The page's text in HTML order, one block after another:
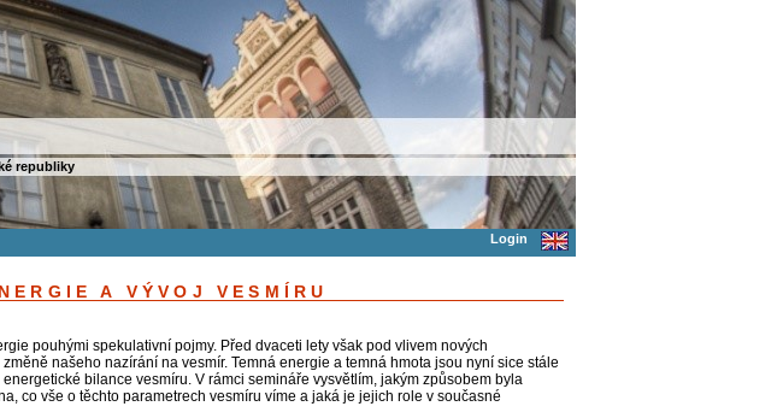
republiky
Login
A VÝVOJ VESMÍRU
pouhými spekulativní pojmy. Před dvaceti lety však pod vlivem nových
našeho nazírání na vesmír. Temná energie a temná hmota jsou nyní sice stále
bilance vesmíru. V rámci semináře vysvětlím, jakým způsobem byla
co vše o těchto parametrech vesmíru víme a jaká je jejich role v současné